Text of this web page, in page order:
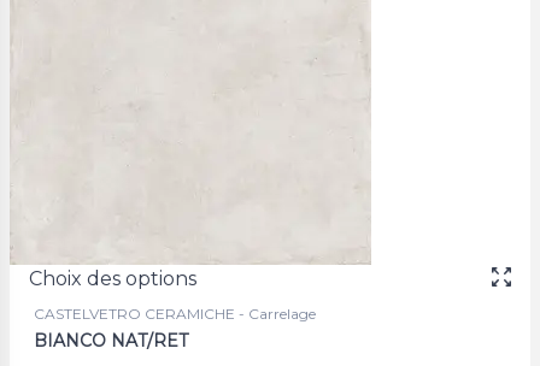
Choix des options
CASTELVETRO CERAMICHE - Carrelage
BIANCO NAT/RET